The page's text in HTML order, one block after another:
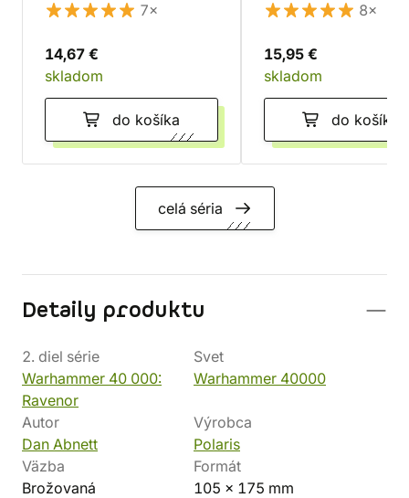
7×
14,67 €
skladom
do košíka
8×
15,95 €
skladom
do košíka
celá séria
Detaily produktu
2. diel série
Warhammer 40 000:
Ravenor
Svet
Warhammer 40000
Autor
Dan Abnett
Výrobca
Polaris
Väzba
Brožovaná
Formát
105 x 175 mm